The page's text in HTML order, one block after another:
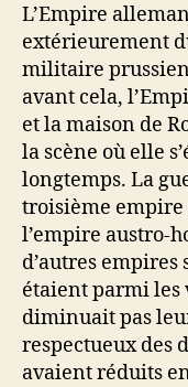
L’Empire
extérieurement
militaire
avant cela,
et la maison de
la scène où elle
longtemps. La
troisième empire
l’empire austro-
d’autres
étaient parmi les
diminuait pas
respectueux des
avaient réduits